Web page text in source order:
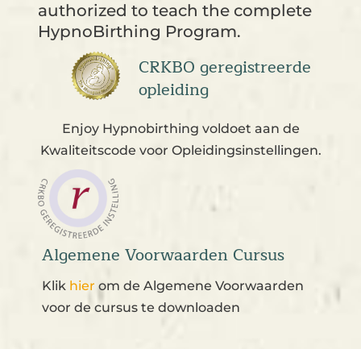
authorized to teach the complete
HypnoBirthing Program.
CRKBO geregistreerde
opleiding
Enjoy Hypnobirthing voldoet aan de
Kwaliteitscode voor Opleidingsinstellingen.
Algemene Voorwaarden Cursus
Klik hier om de Algemene Voorwaarden
voor de cursus te downloaden